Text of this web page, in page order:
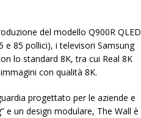
del modello Q900R QLED
e 85 pollici), i televisori Samsung
lo standard 8K, tra cui Real 8K
con qualità 8K.
progettato per le aziende e
e un design modulare, The Wall è